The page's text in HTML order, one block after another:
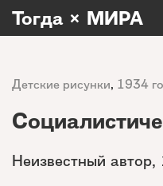
Тогда × МИРА
Детские рисунки, 1934
Неизвестный